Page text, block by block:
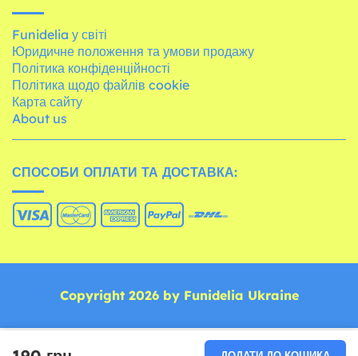
Funidelia у світі
Юридичне положення та умови продажу
Політика конфіденційності
Політика щодо файлів cookie
Карта сайту
About us
СПОСОБИ ОПЛАТИ ТА ДОСТАВКА:
Copyright 2026 by Funidelia Ukraine